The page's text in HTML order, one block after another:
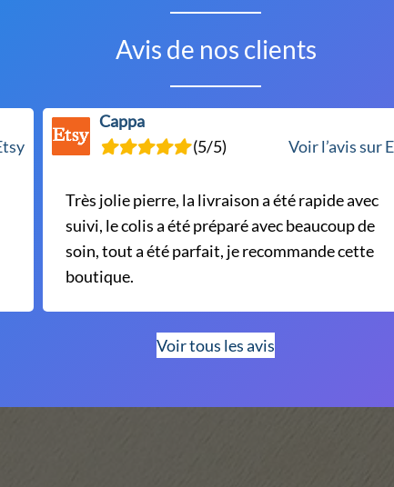
Avis de nos clients
Cappa
(5/5)
Voir l’avis sur
Très jolie pierre, la livraison a été rapide avec
suivi, le colis a été préparé avec beaucoup de
soin, tout a été parfait, je recommande cette
boutique.
Voir tous les avis